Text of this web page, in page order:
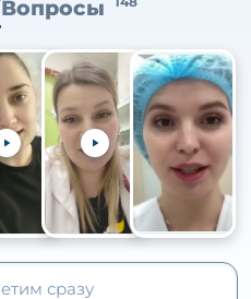
Вопросы
+105